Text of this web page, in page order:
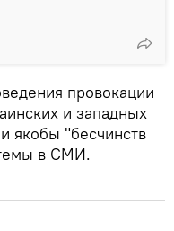
провокации
и западных
якобы "бесчинств
в СМИ.